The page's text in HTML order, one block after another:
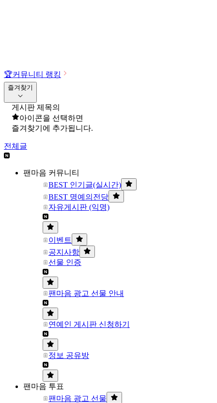
🏆커뮤니티 랭킹
즐겨찾기
게시판 제목의
아이콘을 선택하면
즐겨찾기에 추가됩니다.
전체글
팬마음 커뮤니티
BEST 인기글(실시간)
BEST 명예의전당
자유게시판 (익명)
이벤트
공지사항
선물 인증
팬마음 광고 선물 안내
연예인 게시판 신청하기
정보 공유방
팬마음 투표
팬마음 광고 선물